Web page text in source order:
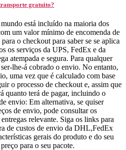
gratuito?
está incluído na maioria dos
um valor mínimo de encomenda de
o checkout para saber se se aplica
os serviços da UPS, FedEx e da
atempada e segura. Para qualquer
lhe-á cobrado o envio. No entanto,
uma vez que é calculado com base
o processo de checkout e, assim que
quanto terá de pagar, incluindo o
envio: Em alternativa, se quiser
de envio, pode consultar os
relevante. Siga os links para
de custos de envio da DHL,FedEx
gerais do produto e do seu
para o seu pacote.